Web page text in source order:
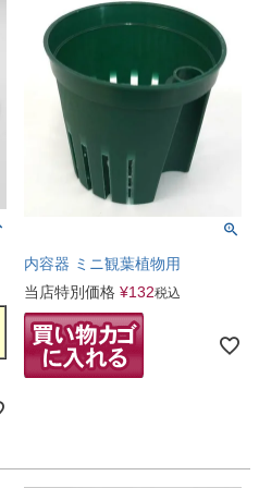
内容器 ミニ観葉植物用
当店特別価格 ¥132税込